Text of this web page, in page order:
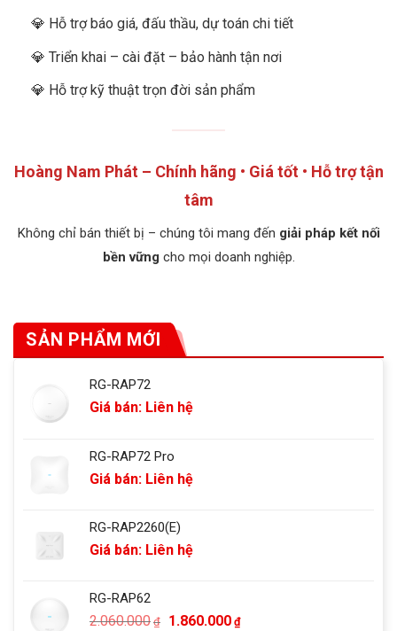
💎 Hỗ trợ báo giá, đấu thầu, dự toán chi tiết
💎 Triển khai – cài đặt – bảo hành tận nơi
💎 Hỗ trợ kỹ thuật trọn đời sản phẩm
Hoàng Nam Phát – Chính hãng • Giá tốt • Hỗ trợ tận
tâm
Không chỉ bán thiết bị – chúng tôi mang đến giải pháp kết nối
bền vững cho mọi doanh nghiệp.
SẢN PHẨM MỚI
RG-RAP72
Giá bán: Liên hệ
RG-RAP72 Pro
Giá bán: Liên hệ
RG-RAP2260(E)
Giá bán: Liên hệ
RG-RAP62
2.060.000 ₫
Giá
1.860.000 ₫Giá